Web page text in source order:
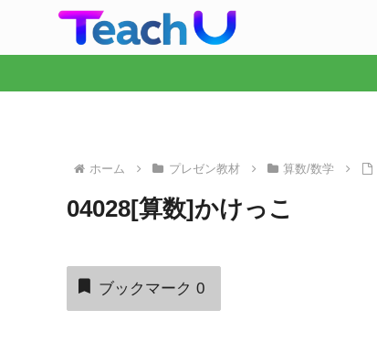
ホーム プレゼン教材 算数/数学
04028[算数]かけっこ
ブックマーク 0